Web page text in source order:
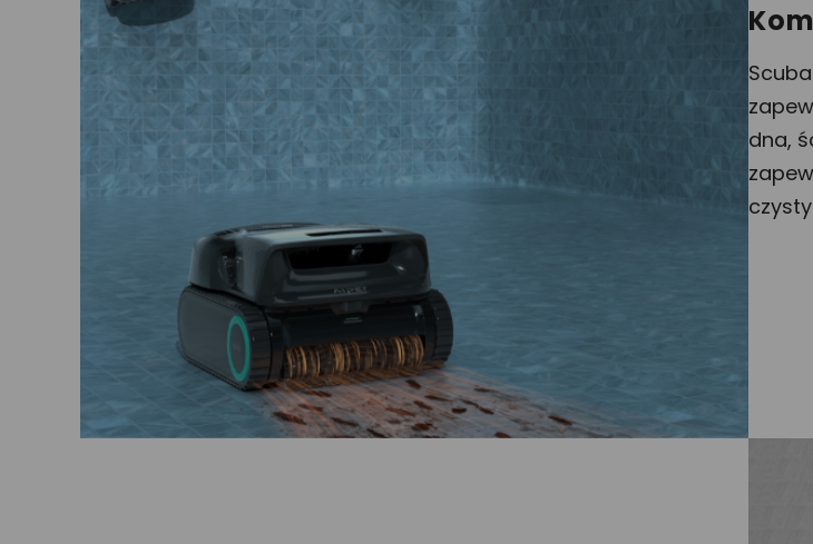
dna,